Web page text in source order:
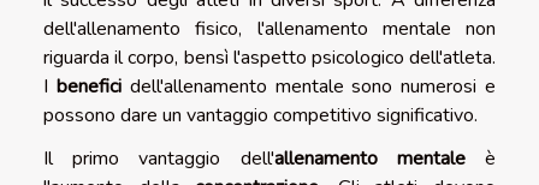
dell'allenamento fisico, l'allenamento mentale non
riguarda il corpo, bensì l'aspetto psicologico dell'atleta.
I beneficidell'allenamento mentale sono numerosi e
possono dare un vantaggio competitivo significativo.
Il primo vantaggio dell'allenamento mentaleè